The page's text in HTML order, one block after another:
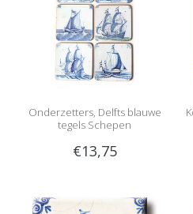
Onderzetters, Delfts blauwe
tegels Schepen
€13,75